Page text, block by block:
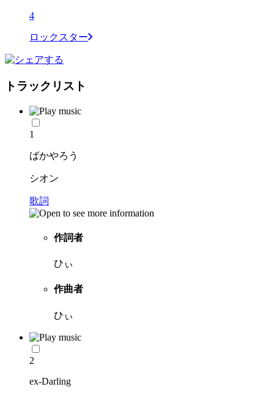
4
ロックスター
トラックリスト
1
ばかやろう
シオン
歌詞
作詞者
ひぃ
作曲者
ひぃ
2
ex-Darling